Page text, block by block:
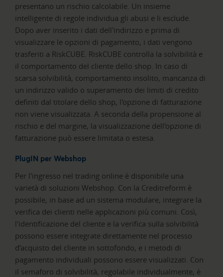
presentano un rischio calcolabile. Un insieme
intelligente di regole individua gli abusi e li esclude.
Dopo aver inserito i dati dell'indirizzo e prima di
visualizzare le opzioni di pagamento, i dati vengono
trasferiti a RiskCUBE. RiskCUBE controlla la solvibilità e
il comportamento del cliente dello shop. In caso di
scarsa solvibilità, comportamento insolito, mancanza di
un indirizzo valido o superamento dei limiti di credito
definiti dal titolare dello shop, l'opzione di fatturazione
non viene visualizzata. A seconda della propensione al
rischio e del margine, la visualizzazione dell'opzione di
fatturazione può essere limitata o estesa.
PlugIN per Webshop
Per l'ingresso nel trading online è disponibile una
varietà di soluzioni Webshop. Con la Creditreform è
possibile, in base ad un sistema modulare, integrare la
verifica dei clienti nelle applicazioni più comuni. Così,
l'identificazione del cliente e la verifica sulla solvibilità
possono essere integrate direttamente nel processo
d’acquisto del cliente in sottofondo, e i metodi di
pagamento individuali possono essere visualizzati. Con
il semaforo di solvibilità, regolabile individualmente, è